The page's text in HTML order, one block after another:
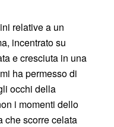
relative a un
incentrato su
e cresciuta in una
ha permesso di
occhi della
i momenti dello
che scorre celata